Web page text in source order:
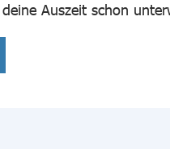
Auszeit schon